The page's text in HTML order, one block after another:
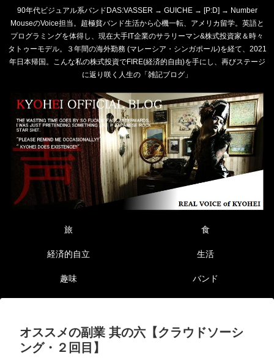
90年代ビジュアル系バンドDAS:VASSER → GUICHE → [P:D] → Number
MouseのVoice担当。超極貧バンド生活から心機一転、アメリカ留学。英語と
プログラミングを体得し、現在大手IT企業のサラリーマン&株式投資家＆時々
タトゥーモデル。３年間の海外勤務 (マレーシア・シンガポール)を経て、2021
年日本帰国。こんな私の株式投資でFIRE(経済的自由)を手にし、再びステージ
に返り咲く人生の「雑記ブログ」
旅 食
経済的自立 生活
趣味 バンド
オススメの副業 其の六【クラウドソーシ
ング・２回目】